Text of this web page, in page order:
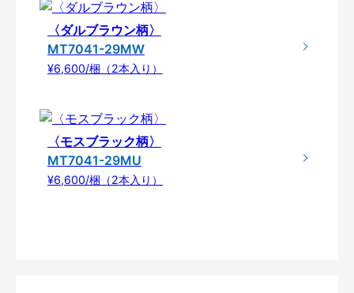
〈ダルブラウン柄〉
MT7041-29MW
¥6,600/梱（2本入り）
〈モスブラック柄〉
MT7041-29MU
¥6,600/梱（2本入り）